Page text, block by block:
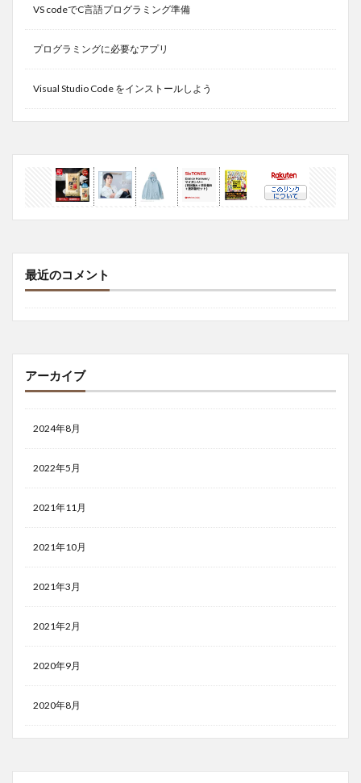
VS codeでC言語プログラミング準備
プログラミングに必要なアプリ
Visual Studio Code をインストールしよう
最近のコメント
アーカイブ
2024年8月
2022年5月
2021年11月
2021年10月
2021年3月
2021年2月
2020年9月
2020年8月